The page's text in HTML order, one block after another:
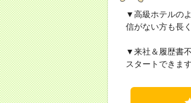
▼高級ホテルの
信がない方も長
▼来社＆履歴書
スタートできます